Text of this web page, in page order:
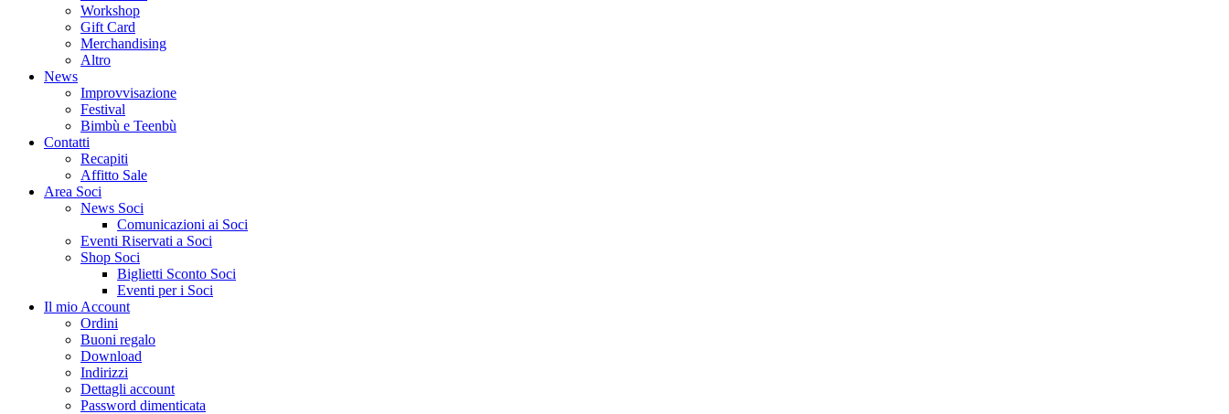
Workshop
Gift Card
Merchandising
Altro
News
Improvvisazione
Festival
Bimbù e Teenbù
Contatti
Recapiti
Affitto Sale
Area Soci
News Soci
Comunicazioni ai Soci
Eventi Riservati a Soci
Shop Soci
Biglietti Sconto Soci
Eventi per i Soci
Il mio Account
Ordini
Buoni regalo
Download
Indirizzi
Dettagli account
Password dimenticata